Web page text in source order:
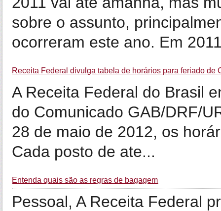
sobre o assunto,
ocorreram este ano. Em
Receita Federal divulga tabela de horários para feriado de
A Receita Federal do Brasil
do Comunicado GAB/DRF/
28 de maio de 2012, os
Cada posto de ate...
Entenda quais são as regras de bagagem
Pessoal, A Receita Federal